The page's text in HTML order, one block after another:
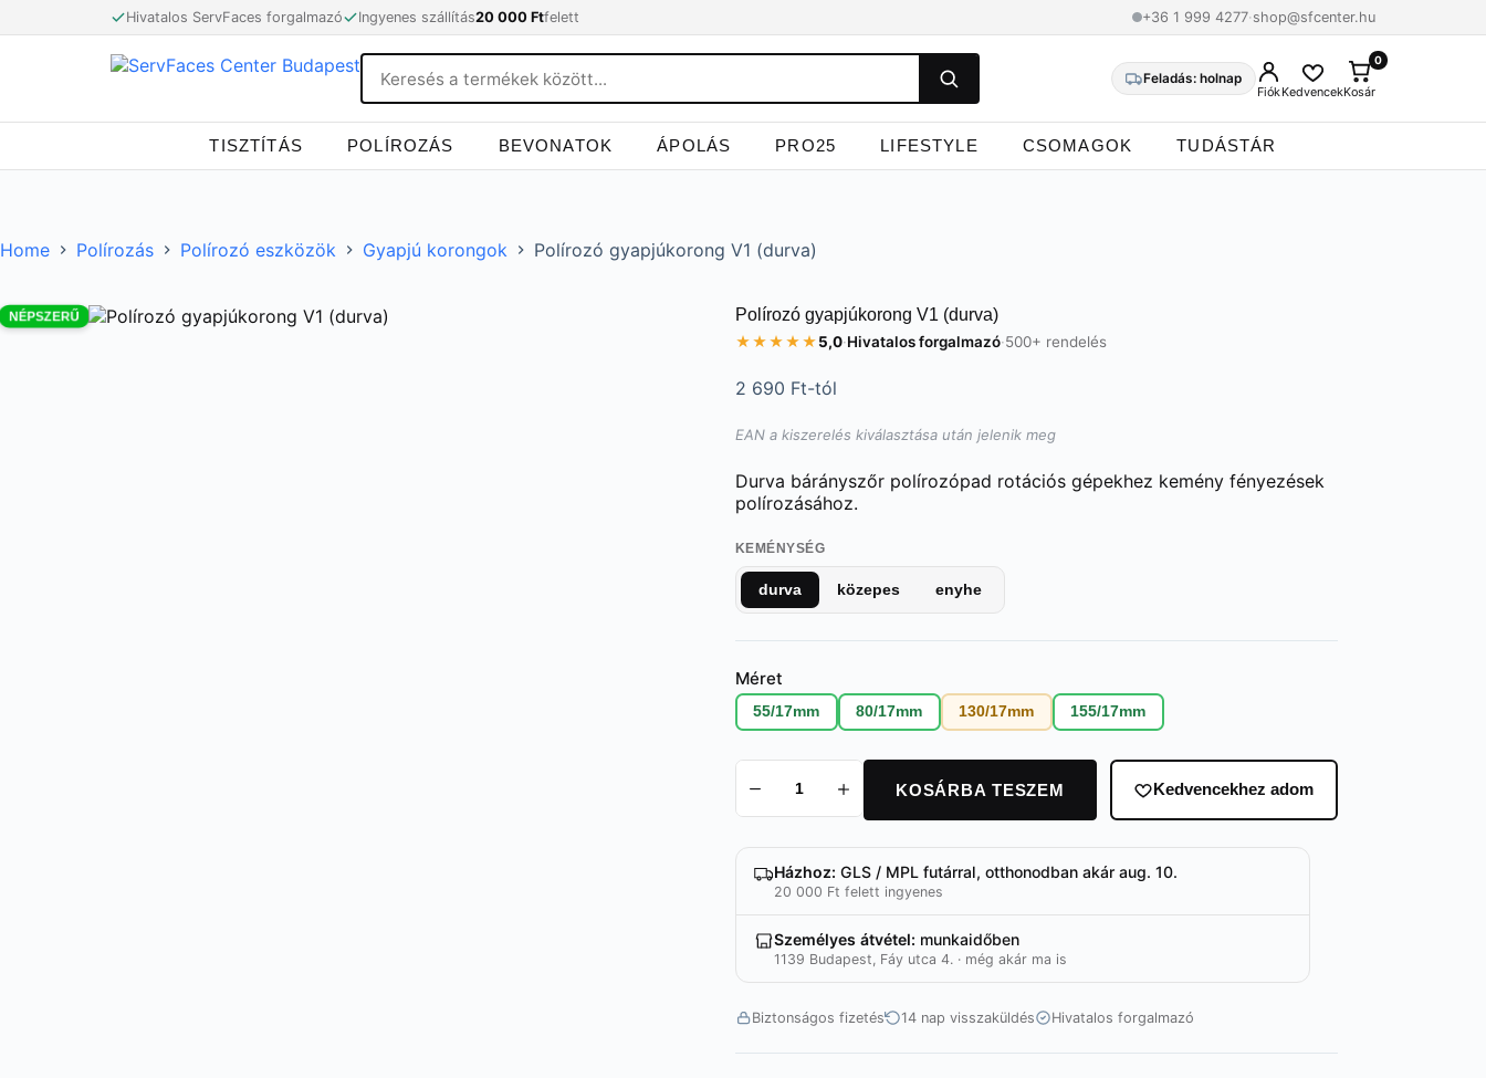
to
Hivatalos ServFaces forgalmazó Ingyenes szállítás20 000 Ftfelett +36 1 999 4277· shop@sfcenter.hu
Feladás: holnap
FiókKedvencekKosár
0
TISZTÍTÁS POLÍROZÁS BEVONATOK ÁPOLÁS PRO25 LIFESTYLE CSOMAGOK TUDÁSTÁR
Home Polírozás Polírozó eszközök Gyapjú korongok Polírozó gyapjúkorong V1 (durva)
NÉPSZERŰ Polírozó gyapjúkorong V1 (durva)
★★★★★5,0·Hivatalos forgalmazó·500+ rendelés
2 690 Ft-tól
EAN a kiszerelés kiválasztása után jelenik meg
Durva bárányszőr polírozópad rotációs gépekhez kemény fényezések
polírozásához.
KEMÉNYSÉG
durva közepes enyhe
Méret
55/17mm 80/17mm 130/17mm 155/17mm
Polírozó
gyapjúkorong
(durva)
mennyiség
KOSÁRBA TESZEM Kedvencekhez adom
Házhoz: GLS / MPL futárral, otthonodban akár aug. 10.
20 000 Ft felett ingyenes
Személyes átvétel: munkaidőben
1139 Budapest, Fáy utca 4. · még akár ma is
Biztonságos fizetés 14 nap visszaküldés Hivatalos forgalmazó